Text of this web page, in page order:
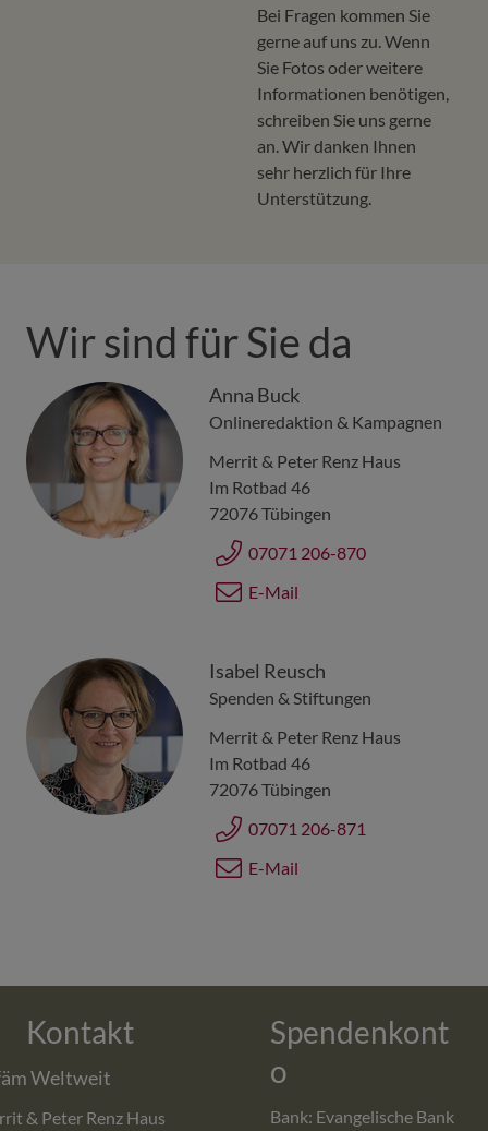
Bei Fragen kommen Sie
gerne auf uns zu. Wenn
Sie Fotos oder weitere
Informationen benötigen,
schreiben Sie uns gerne
an. Wir danken Ihnen
sehr herzlich für Ihre
Unterstützung.
Wir sind für Sie da
Anna Buck
Onlineredaktion & Kampagnen
Merrit & Peter Renz Haus
Im Rotbad 46
72076Tübingen
07071 206-870
E-Mail
Isabel Reusch
Spenden & Stiftungen
Merrit & Peter Renz Haus
Im Rotbad 46
72076Tübingen
07071 206-871
E-Mail
Kontakt
Weltweit
& Peter Renz Haus
Spendenkont
o
Bank: Evangelische Bank